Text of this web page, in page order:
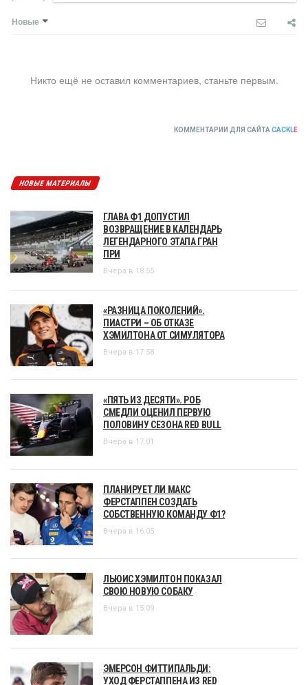
Новые
Никто ещё не оставил комментариев, станьте первым.
КОММЕНТАРИИ ДЛЯ САЙТА CACKLE
НОВЫЕ МАТЕРИАЛЫ
ГЛАВА Ф1 ДОПУСТИЛ
ВОЗВРАЩЕНИЕ В КАЛЕНДАРЬ
ЛЕГЕНДАРНОГО ЭТАПА ГРАН
ПРИ
Вчера в 18:55
«РАЗНИЦА ПОКОЛЕНИЙ».
ПИАСТРИ – ОБ ОТКАЗЕ
ХЭМИЛТОНА ОТ СИМУЛЯТОРА
Вчера в 17:58
«ПЯТЬ ИЗ ДЕСЯТИ». РОБ
СМЕДЛИ ОЦЕНИЛ ПЕРВУЮ
ПОЛОВИНУ СЕЗОНА RED BULL
Вчера в 17:01
ПЛАНИРУЕТ ЛИ МАКС
ФЕРСТАППЕН СОЗДАТЬ
СОБСТВЕННУЮ КОМАНДУ Ф1?
Вчера в 16:05
ЛЬЮИС ХЭМИЛТОН ПОКАЗАЛ
СВОЮ НОВУЮ СОБАКУ
Вчера в 15:09
ЭМЕРСОН ФИТТИПАЛЬДИ:
УХОД ФЕРСТАППЕНА ИЗ RED